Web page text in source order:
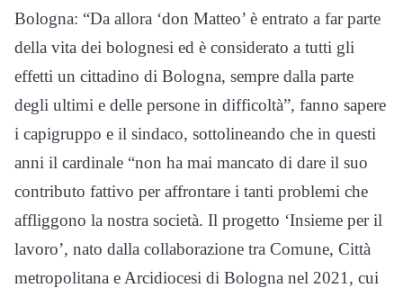
Bologna: “Da allora ‘don Matteo’ è entrato a far parte
della vita dei bolognesi ed è considerato a tutti gli
effetti un cittadino di Bologna, sempre dalla parte
degli ultimi e delle persone in difficoltà”, fanno sapere
i capigruppo e il sindaco, sottolineando che in questi
anni il cardinale “non ha mai mancato di dare il suo
contributo fattivo per affrontare i tanti problemi che
affliggono la nostra società. Il progetto ‘Insieme per il
lavoro’, nato dalla collaborazione tra Comune, Città
metropolitana e Arcidiocesi di Bologna nel 2021, cui